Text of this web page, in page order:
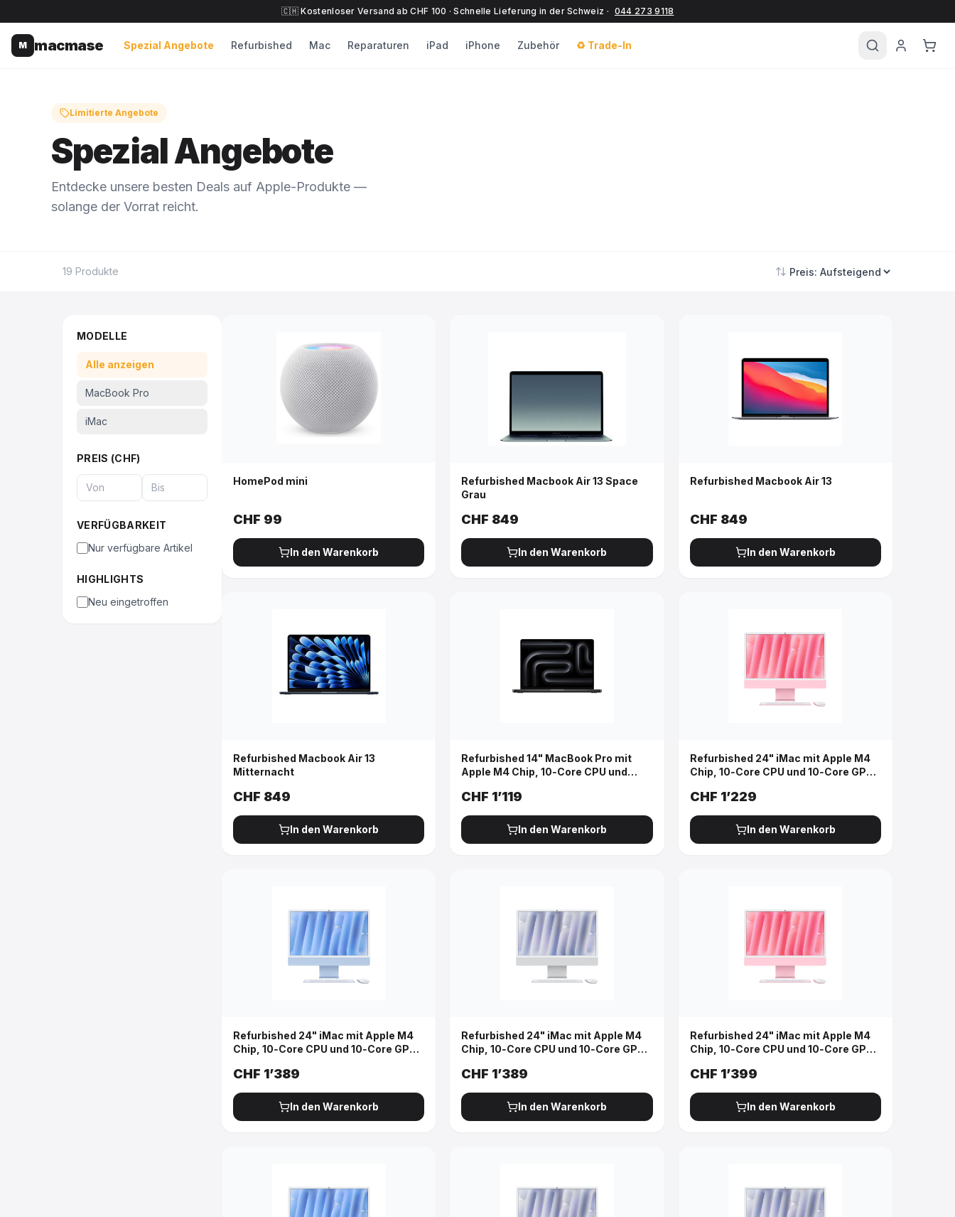
🇨🇭 Kostenloser Versand ab CHF 100 · Schnelle Lieferung in der Schweiz · 044 273 9118
M macmase Spezial Angebote Refurbished Mac Reparaturen iPad iPhone Zubehör ♻️ Trade-In
Limitierte Angebote
Spezial Angebote
Entdecke unsere besten Deals auf Apple-Produkte —
solange der Vorrat reicht.
19 Produkte
MODELLE
Alle anzeigen
MacBook Pro
iMac
PREIS (CHF)
VERFÜGBARKEIT
Nur verfügbare Artikel
HIGHLIGHTS
Neu eingetroffen
HomePod mini
CHF 99
In den Warenkorb
Refurbished Macbook Air 13 Space
Grau
CHF 849
In den Warenkorb
Refurbished Macbook Air 13
CHF 849
In den Warenkorb
Refurbished Macbook Air 13
Mitternacht
CHF 849
In den Warenkorb
Refurbished 14" MacBook Pro mit
Apple M4 Chip, 10‑Core CPU und
CHF 1’119
In den Warenkorb
Refurbished 24" iMac mit Apple M4
Chip, 10‑Core CPU und 10‑Core GPU,
CHF 1’229
In den Warenkorb
Refurbished 24" iMac mit Apple M4
Chip, 10‑Core CPU und 10‑Core GPU,
Blau
CHF 1’389
In den Warenkorb
Refurbished 24" iMac mit Apple M4
Chip, 10‑Core CPU und 10‑Core GPU,
Silber
CHF 1’389
In den Warenkorb
Refurbished 24" iMac mit Apple M4
Chip, 10‑Core CPU und 10‑Core GPU,
CHF 1’399
In den Warenkorb